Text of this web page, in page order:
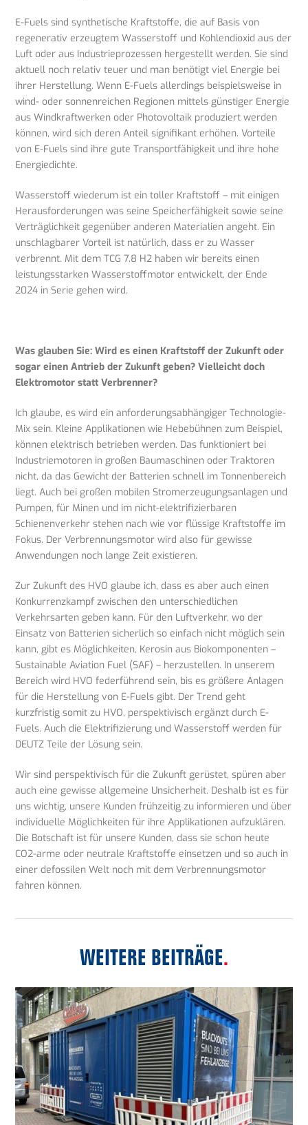
E-Fuels sind synthetische Kraftstoffe, die auf Basis von
regenerativ erzeugtem Wasserstoff und Kohlendioxid aus der
Luft oder aus Industrieprozessen hergestellt werden. Sie sind
aktuell noch relativ teuer und man benötigt viel Energie bei
ihrer Herstellung. Wenn E-Fuels allerdings beispielsweise in
wind- oder sonnenreichen Regionen mittels günstiger Energie
aus Windkraftwerken oder Photovoltaik produziert werden
können, wird sich deren Anteil signifikant erhöhen. Vorteile
von E-Fuels sind ihre gute Transportfähigkeit und ihre hohe
Energiedichte.
Wasserstoff wiederum ist ein toller Kraftstoff – mit einigen
Herausforderungen was seine Speicherfähigkeit sowie seine
Verträglichkeit gegenüber anderen Materialien angeht. Ein
unschlagbarer Vorteil ist natürlich, dass er zu Wasser
verbrennt. Mit dem TCG 7.8 H2 haben wir bereits einen
leistungsstarken Wasserstoffmotor entwickelt, der Ende
2024 in Serie gehen wird.
Was glauben Sie: Wird es einen Kraftstoff der Zukunft oder
sogar einen Antrieb der Zukunft geben? Vielleicht doch
Elektromotor statt Verbrenner?
Ich glaube, es wird ein anforderungsabhängiger Technologie-
Mix sein. Kleine Applikationen wie Hebebühnen zum Beispiel,
können elektrisch betrieben werden. Das funktioniert bei
Industriemotoren in großen Baumaschinen oder Traktoren
nicht, da das Gewicht der Batterien schnell im Tonnenbereich
liegt. Auch bei großen mobilen Stromerzeugungsanlagen und
Pumpen, für Minen und im nicht-elektrifizierbaren
Schienenverkehr stehen nach wie vor flüssige Kraftstoffe im
Fokus. Der Verbrennungsmotor wird also für gewisse
Anwendungen noch lange Zeit existieren.
Zur Zukunft des HVO glaube ich, dass es aber auch einen
Konkurrenzkampf zwischen den unterschiedlichen
Verkehrsarten geben kann. Für den Luftverkehr, wo der
Einsatz von Batterien sicherlich so einfach nicht möglich sein
kann, gibt es Möglichkeiten, Kerosin aus Biokomponenten –
Sustainable Aviation Fuel (SAF) – herzustellen. In unserem
Bereich wird HVO federführend sein, bis es größere Anlagen
für die Herstellung von E-Fuels gibt. Der Trend geht
kurzfristig somit zu HVO, perspektivisch ergänzt durch E-
Fuels. Auch die Elektrifizierung und Wasserstoff werden für
DEUTZ Teile der Lösung sein.
Wir sind perspektivisch für die Zukunft gerüstet, spüren aber
auch eine gewisse allgemeine Unsicherheit. Deshalb ist es für
uns wichtig, unsere Kunden frühzeitig zu informieren und über
individuelle Möglichkeiten für ihre Applikationen aufzuklären.
Die Botschaft ist für unsere Kunden, dass sie schon heute
CO2-arme oder neutrale Kraftstoffe einsetzen und so auch in
einer defossilen Welt noch mit dem Verbrennungsmotor
fahren können.
WEITERE BEITRÄGE.